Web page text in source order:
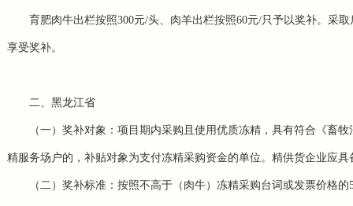
育肥肉牛出栏按照300元/头、肉羊出栏按照60元/只予以奖补。采
享受奖补。
二、黑龙江省
（一）奖补对象：项目期内采购且使用优质冻精，具有符合《畜
精服务场户的，补贴对象为支付冻精采购资金的单位。精供货企业应
（二）奖补标准：按照不高于（肉牛）冻精采购台词或发票价格